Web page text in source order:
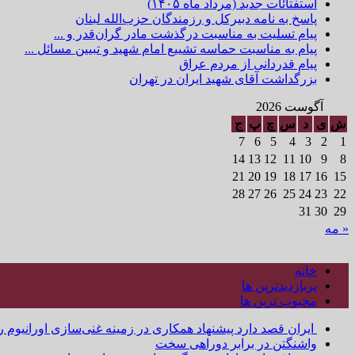
استفتائات جدید (مرداد ماه ۱۴۰۵)
پاسخ به نامه دبیرکل و رزمندگان حزب‌الله لبنان
پیام تسلیت به مناسبت درگذشت مادر گران‌قدر و ...
پیام به مناسبت حماسه تشییع امام شهید و تبیین مسائل ...
پیام قدردانی از مردم عراق
بزرگداشت آقای شهید ایران در تهران
آگوست 2026
ش ی د س چ پ ج
1
2
3
4
5
6
7
8
9
10
11
12
13
14
15
16
17
18
19
20
21
22
23
24
25
26
27
28
29
30
31
« مه
خانه
پربازدیدترین ها
محبوب ترین ها
ایران قصد دارد پیشنهاد همکاری در زمینه غنی‌سازی
واشنگتن در برابر دوراهی سخت